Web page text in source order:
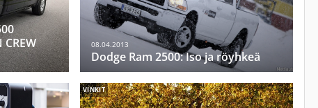
08.04.2013
Dodge Ram 2500: Iso ja röyhkeä
VINKIT